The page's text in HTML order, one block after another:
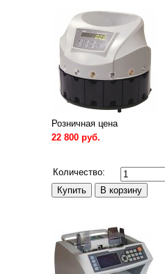
Розничная цена
22 800 руб.
Количество: